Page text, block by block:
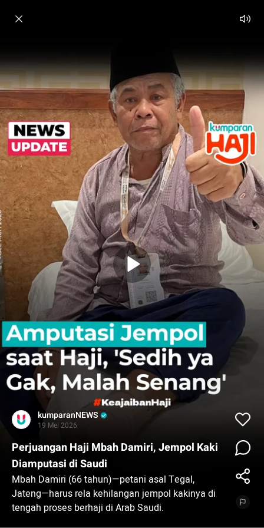
kumparanNEWS
19 Mei 2026
Perjuangan Haji Mbah Damiri, Jempol Kaki
Diamputasi di Saudi
Mbah Damiri (66 tahun)—petani asal Tegal,
Jateng—harus rela kehilangan jempol kakinya di
tengah proses berhaji di Arab Saudi.